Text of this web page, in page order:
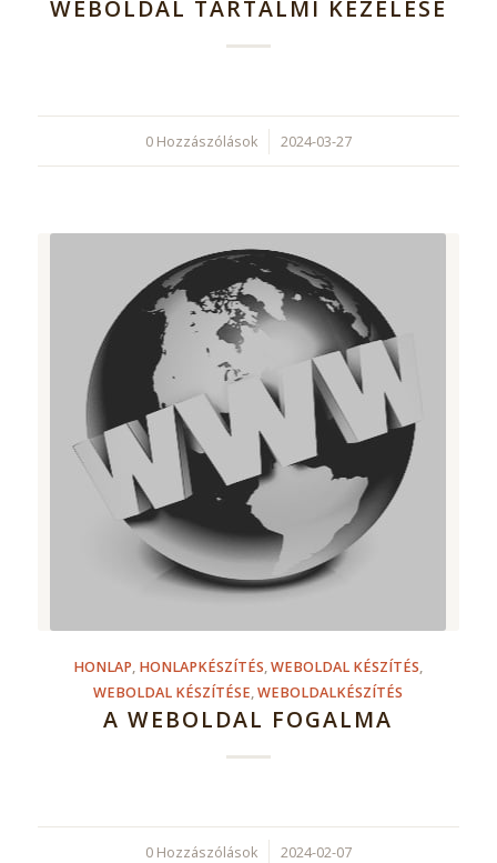
WEBOLDAL TARTALMI KEZELÉSE
0 Hozzászólások
/ 2024-03-27
HONLAP, HONLAPKÉSZÍTÉS,WEBOLDAL KÉSZÍTÉS,
WEBOLDAL KÉSZÍTÉSE,WEBOLDALKÉSZÍTÉS
A WEBOLDAL FOGALMA
0 Hozzászólások
/ 2024-02-07